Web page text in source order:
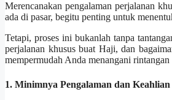
Merencanakan pengalaman perjalanan
ada di pasar, begitu penting untuk
Tetapi, proses ini bukanlah tanpa
perjalanan khusus buat Haji, dan
mempermudah Anda menangani rintangan
1. Minimnya Pengalaman dan Keahlian